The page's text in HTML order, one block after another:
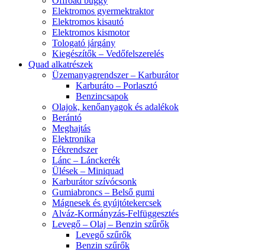
Elektromos gyermektraktor
Elektromos kisautó
Elektromos kismotor
Tologató járgány
Kiegészítők – Vedőfelszerelés
Quad alkatrészek
Üzemanyagrendszer – Karburátor
Karburáto – Porlasztó
Benzincsapok
Olajok, kenőanyagok és adalékok
Berántó
Meghajtás
Elektronika
Fékrendszer
Lánc – Lánckerék
Ülések – Miniquad
Karburátor szívócsonk
Gumiabroncs – Belső gumi
Mágnesek és gyújtótekercsek
Alváz-Kormányzás-Felfüggesztés
Levegő – Olaj – Benzin szűrők
Levegő szűrők
Benzin szűrők